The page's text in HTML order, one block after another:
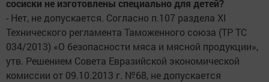
сосиски не изготовлены специально для детей?
- Нет, не допускается. Согласно п.107 раздела XI
Технического регламента Таможенного союза (ТР ТС
034/2013) «О безопасности мяса и мясной продукции»,
утв. Решением Совета Евразийской экономической
комиссии от 09.10.2013 г. №68, не допускается